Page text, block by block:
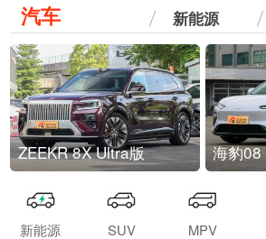
汽车 新能源
ZEEKR 8X Ultra版 海豹
新能源 SUV MPV